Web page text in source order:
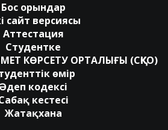
Бос орындар
сайт версиясы
Аттестация
Студентке
КӨРСЕТУ ОРТАЛЫҒЫ (СҚКО)
өмір
Әдеп кодексі
кестесі
Жатақхана